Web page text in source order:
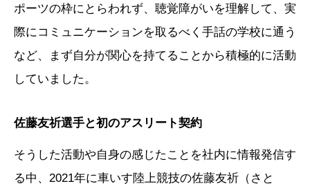
ポーツの枠にとらわれず、聴覚障がいを理解して、実
際にコミュニケーションを取るべく手話の学校に通う
など、まず自分が関心を持てることから積極的に活動
していました。
佐藤友祈選手と初のアスリート契約
そうした活動や自身の感じたことを社内に情報発信す
る中、2021年に車いす陸上競技の佐藤友祈（さと